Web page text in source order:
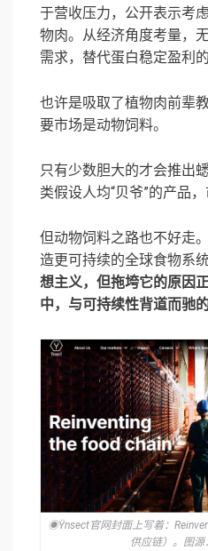
于营收压力，公开表示考
物肉。从经济角度考量，
需求，替代蛋白稳定盈利
也许是吸取了植物肉前辈
要市场是动物饲料。
只有少数胆大的才会推出
类假设人均“贝爷”的产品
但动物饲料之路也不好走
造更可持续的全球食物系统
想主义，但拖垮它的原因
中，与可持续性背道而驰的
◉Ÿnsect官网封面上写着：
供应链）。图源